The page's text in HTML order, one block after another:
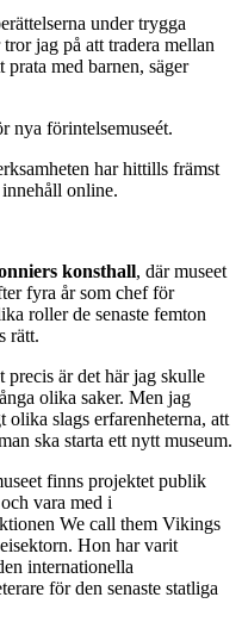
under trygga
jag på att tradera mellan
med barnen, säger
har hittills främst
online.
konsthall, där museet
fyra år som chef för
roller de senaste femton
rätt.
precis är det här jag skulle
olika saker. Men jag
olika slags erfarenheterna, att
ska starta ett nytt museum.
finns projektet publik
vara med i
We call them Vikings
Hon har varit
internationella
för den senaste statliga